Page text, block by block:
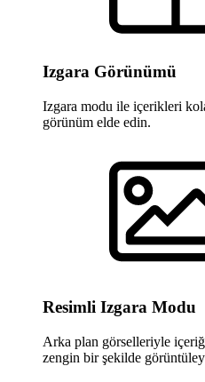
Izgara Görünümü
Izgara modu ile içerikleri
görünüm elde edin.
Resimli Izgara Modu
Arka plan görselleriyle
zengin bir şekilde